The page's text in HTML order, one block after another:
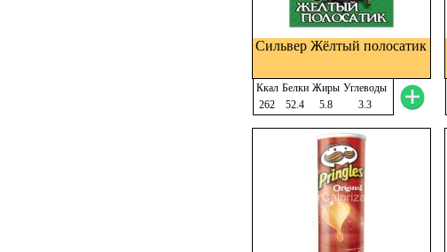
Сильвер Жёлтый полосатик
Ккал Белки Жиры Углеводы
262
52.4 5.8 3.3